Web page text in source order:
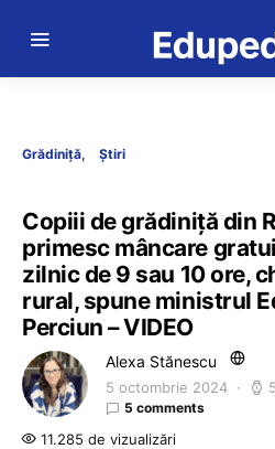
Grădiniță Știri
Copiii de grădiniță din
primesc mâncare
zilnic de 9 sau 10 ore,
rural, spune ministrul
Perciun – VIDEO
Alexa Stănescu
5 octombrie 2024
5 comments
11.285 de vizualizări